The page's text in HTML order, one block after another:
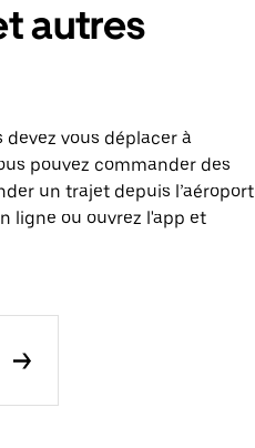
autres
vous déplacer à
pouvez commander des
un trajet depuis l’aéroport
ligne ou ouvrez l'app et